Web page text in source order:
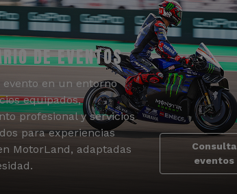
DE EVENTOS
evento en un entorno
equipados,
profesional y servicios
para experiencias
MotorLand, adaptadas
Consulta
eventos